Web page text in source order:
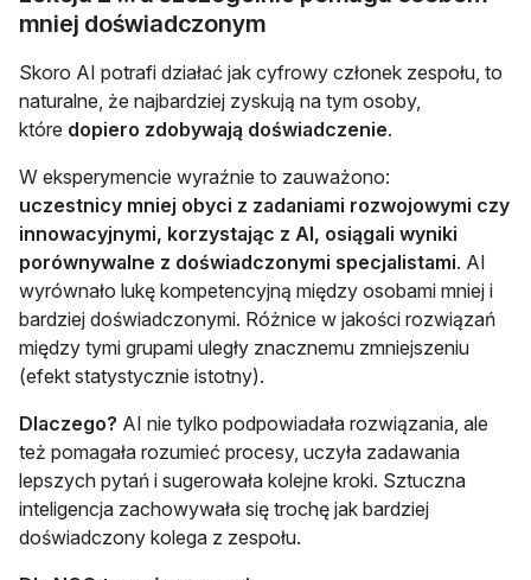
mniej doświadczonym
Skoro AI potrafi działać jak cyfrowy członek zespołu, to
naturalne, że najbardziej zyskują na tym osoby,
które dopiero zdobywają doświadczenie.
W eksperymencie wyraźnie to zauważono:
uczestnicy mniej obyci z zadaniami rozwojowymi czy
innowacyjnymi, korzystając z AI, osiągali wyniki
porównywalne z doświadczonymi specjalistami. AI
wyrównało lukę kompetencyjną między osobami mniej i
bardziej doświadczonymi. Różnice w jakości rozwiązań
między tymi grupami uległy znacznemu zmniejszeniu
(efekt statystycznie istotny).
Dlaczego? AI nie tylko podpowiadała rozwiązania, ale
też pomagała rozumieć procesy, uczyła zadawania
lepszych pytań i sugerowała kolejne kroki. Sztuczna
inteligencja zachowywała się trochę jak bardziej
doświadczony kolega z zespołu.